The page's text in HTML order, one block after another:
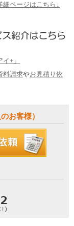
ページはこちら↓
+」
料請求やお見積り依
お客様）